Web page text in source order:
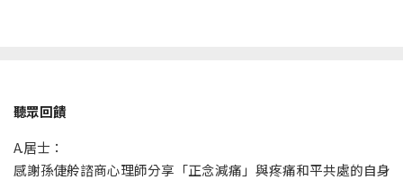
聽眾回饋
A.居士：
感謝孫倢舲諮商心理師分享「正念減痛」與疼痛和平共處的自身